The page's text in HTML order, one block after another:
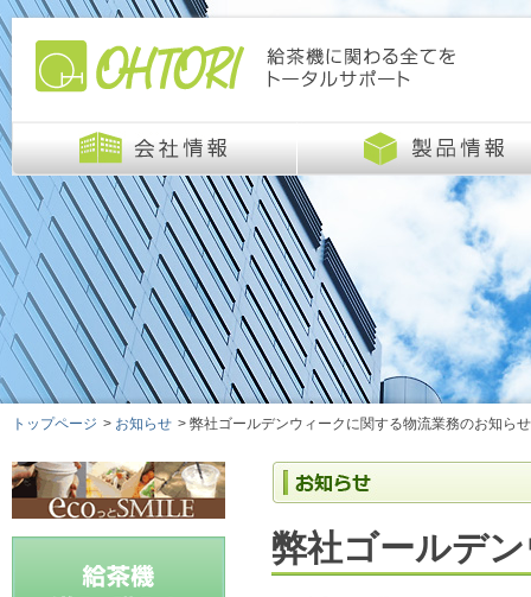
トップページ > お知らせ > 弊社ゴールデンウィークに関する物流業務のお知らせ
弊社ゴールデ